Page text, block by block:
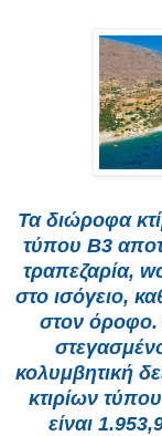
Τα διώροφα
τύπου Β3
τραπεζαρία,
στο ισόγειο,
στον όροφο.
κολυμβητική
κτιρίων
είναι